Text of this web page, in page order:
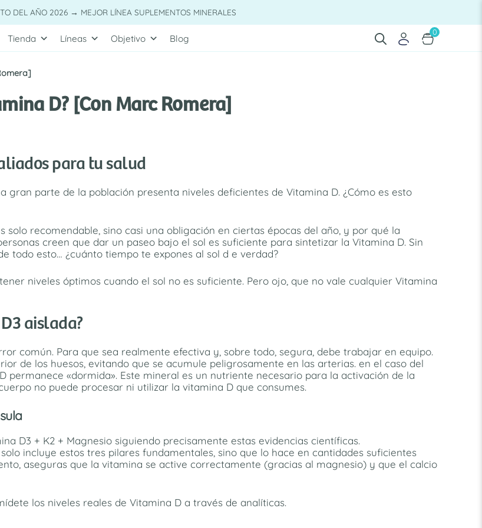
DEL AÑO 2026 → MEJOR LÍNEA SUPLEMENTOS MINERALES
Tienda Líneas Objetivo Blog
0
D? [Con Marc Romera]
para tu salud
gran parte de la población presenta niveles deficientes de Vitamina D. ¿Cómo es esto
recomendable, sino casi una obligación en ciertas épocas del año, y por qué la
creen que dar un paseo bajo el sol es suficiente para sintetizar la Vitamina D. Sin
todo esto… ¿cuánto tiempo te expones al sol d e verdad?
niveles óptimos cuando el sol no es suficiente. Pero ojo, que no vale cualquier Vitamina
aislada?
común. Para que sea realmente efectiva y, sobre todo, segura, debe trabajar en equipo.
de los huesos, evitando que se acumule peligrosamente en las arterias. en el caso del
permanece «dormida». Este mineral es un nutriente necesario para la activación de la
no puede procesar ni utilizar la vitamina D que consumes.
D3 + K2 + Magnesio siguiendo precisamente estas evidencias científicas.
incluye estos tres pilares fundamentales, sino que lo hace en cantidades suficientes
aseguras que la vitamina se active correctamente (gracias al magnesio) y que el calcio
los niveles reales de Vitamina D a través de analíticas.